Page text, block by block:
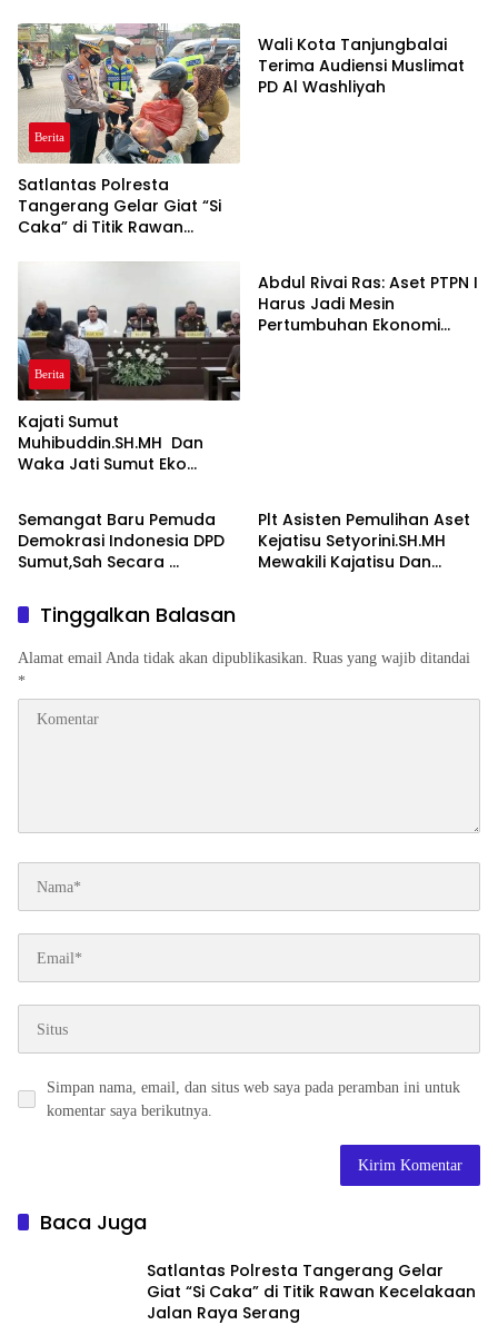
Berita
Satlantas Polresta
Tangerang Gelar Giat “Si
Caka” di Titik Rawan
Serang
Wali Kota Tanjungbalai
Terima Audiensi Muslimat
PD Al Washliyah
Berita
Kajati Sumut
Muhibuddin.SH.MH Dan
Waka Jati Sumut Eko
setyorini dan Asintel Irfan
Wibowo,Sidak Kajari Medan
Abdul Rivai Ras: Aset PTPN I
Harus Jadi Mesin
Pertumbuhan Ekonomi
Berita
Semangat Baru Pemuda
Demokrasi Indonesia DPD
Sumut,Sah Secara
Untuk Rakyat Dan
Indonesia
Plt Asisten Pemulihan Aset
Kejatisu Setyorini.SH.MH
Mewakili Kajatisu Dan
Bersama Kepala
Pemulihan Aset Kejagung
Tinggalkan Balasan
Alamat email Anda tidak akan dipublikasikan. Ruas yang wajib ditandai
*
Simpan nama, email, dan situs web saya pada peramban ini untuk
komentar saya berikutnya.
Baca Juga
Satlantas Polresta Tangerang Gelar
Giat “Si Caka” di Titik Rawan Kecelakaan
Jalan Raya Serang